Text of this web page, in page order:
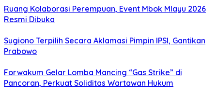
Ruang Kolaborasi Perempuan, Event Mbok Mlayu 2026
Resmi Dibuka
Sugiono Terpilih Secara Aklamasi Pimpin IPSI, Gantikan
Prabowo
Forwakum Gelar Lomba Mancing “Gas Strike” di
Pancoran, Perkuat Soliditas Wartawan Hukum